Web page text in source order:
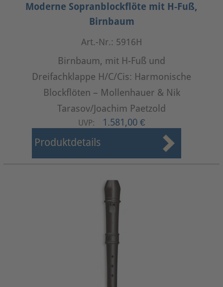
Moderne Sopranblockflöte mit H-Fuß,
Birnbaum
Art.-Nr.: 5916H
Birnbaum, mit H-Fuß und
Dreifachklappe H/C/Cis: Harmonische
Blockflöten – Mollenhauer & Nik
Tarasov/Joachim Paetzold
UVP: 1.581,00 €
Produktdetails